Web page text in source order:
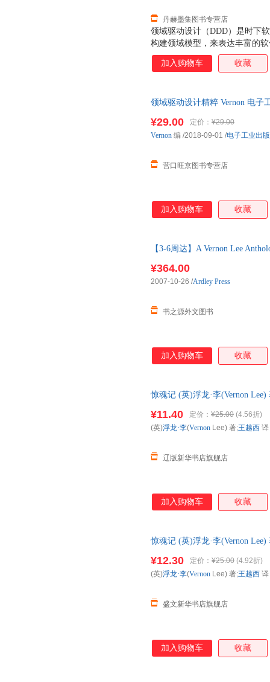
领域驱动设计（DDD）是时下
构建领域模型，来表达丰富的
需要的软件。然而在实践过程
要工具的理解不同，常常会造
域驱动设计精粹》的作者
计精粹》的内容包括：DDD对
战术层面进行设计，以及相关
丹赫墨集图书专营店
加入购物车 收藏
领域驱动设计精粹 Vernon 电子
¥29.00 定价： ¥29.00
营口旺京图书专营店
Vernon 编 /2018-09-01 /电子工业出
加入购物车 收藏
【3-6周达】A Vernon Lee
¥364.00
书之源外文图书
2007-10-26 /Ardley Press
加入购物车 收藏
惊魂记 (英)浮龙·李(Vernon
¥11.40 定价： ¥25.00 (4.56折)
辽版新华书店旗舰店
(英)浮龙·李(Vernon Lee) 著;王越西 译
加入购物车 收藏
惊魂记 (英)浮龙·李(Vernon
¥12.30 定价： ¥25.00 (4.92折)
盛文新华书店旗舰店
(英)浮龙·李(Vernon Lee) 著;王越西 译
加入购物车 收藏